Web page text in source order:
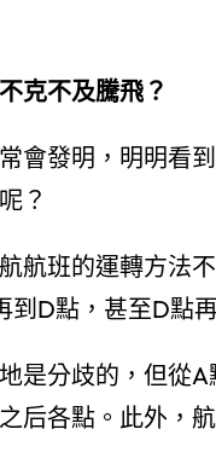
克不及騰飛？
會發明，明明看
？
航班的運轉方法
到D點，甚至D點
是分歧的，但從
后各點。此外，